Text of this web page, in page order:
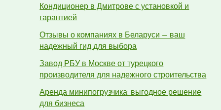
Кондиционер в Дмитрове с установкой и
гарантией
Отзывы о компаниях в Беларуси — ваш
надежный гид для выбора
Завод РБУ в Москве от турецкого
производителя для надежного строительства
Аренда минипогрузчика: выгодное решение
для бизнеса